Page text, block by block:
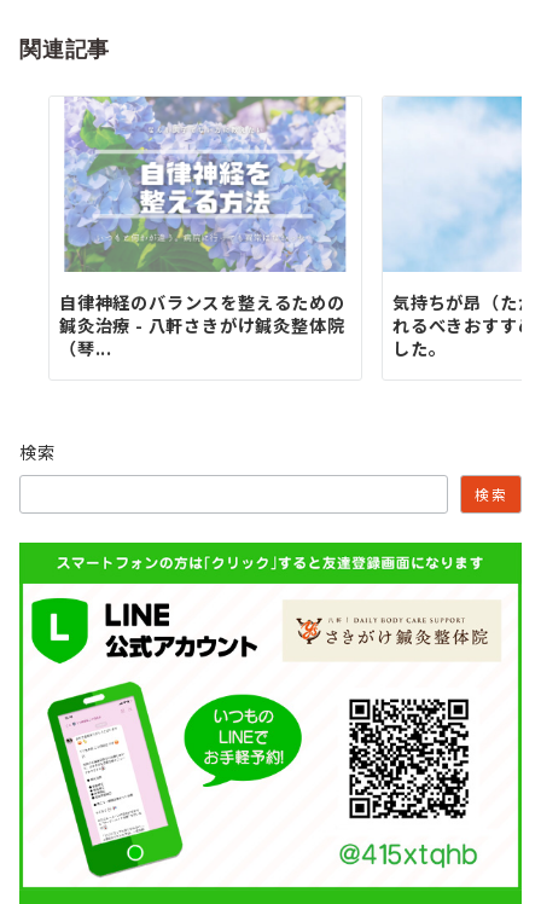
ン
関連記事
自律神経のバランスを整えるための
鍼灸治療 - 八軒さきがけ鍼灸整体院
（琴...
気持ちが昂（た
れるべきおすす
した。
検索
検索